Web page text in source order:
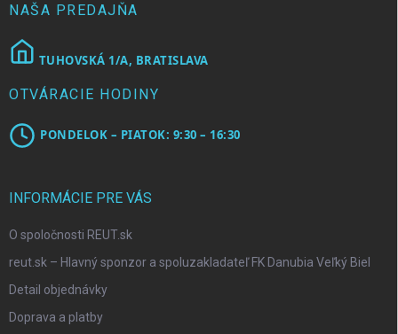
NAŠA PREDAJŇA
TUHOVSKÁ 1/A, BRATISLAVA
OTVÁRACIE HODINY
PONDELOK – PIATOK: 9:30 – 16:30
INFORMÁCIE PRE VÁS
O spoločnosti REUT.sk
reut.sk – Hlavný sponzor a spoluzakladateľ FK Danubia Veľký Biel
Detail objednávky
Doprava a platby